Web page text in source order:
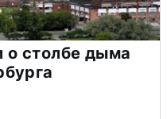
столбе дыма